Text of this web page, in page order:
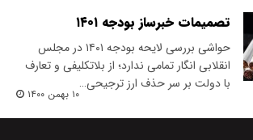
تصمیمات خبرساز‌ بودجه ۱۴۰۱
حواشی بررسی لایحه بودجه ۱۴۰۱ در مجلس
انقلابی انگار تمامی ندارد؛ از بلاتکلیفی و تعارف
با دولت بر سر حذف ارز ترجیحی…
۱۰ بهمن ۱۴۰۰